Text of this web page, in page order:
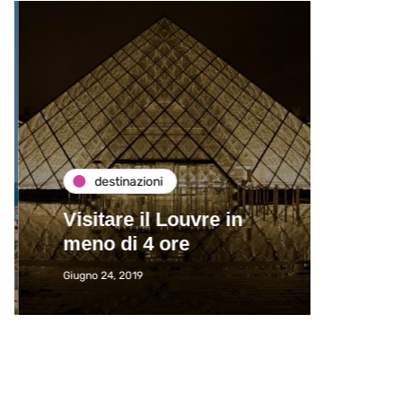
destinazioni
Visitare il Louvre in
meno di 4 ore
Giugno 24, 2019